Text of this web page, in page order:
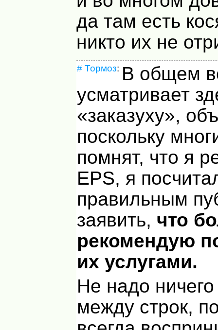
да там есть
никто их не
# Тормоз: В общем
усматривает
«заказуху»,
поскольку
помнят, что я
EPS, я
правильным
заявить, что
рекомендую
их услугами.
Не надо ничего
между строк,